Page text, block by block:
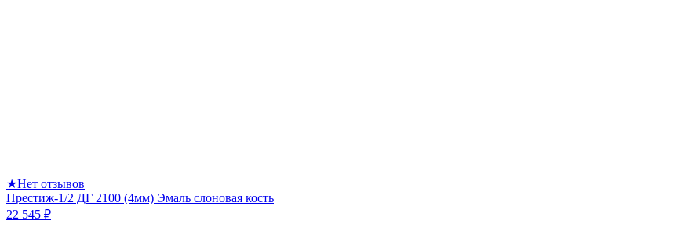
★Нет отзывов
Престиж-1/2 ДГ 2100 (4мм) Эмаль слоновая кость
22 545 ₽